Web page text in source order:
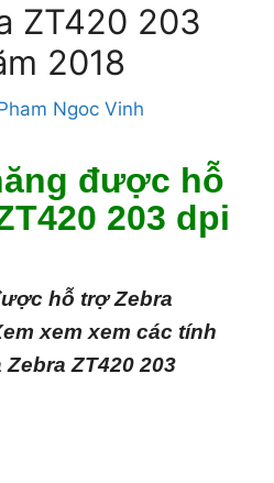
ZT420 203
2018
Ngoc Vinh
được hỗ
203 dpi
hỗ trợZebra
xem xem các tính
ZT420 203